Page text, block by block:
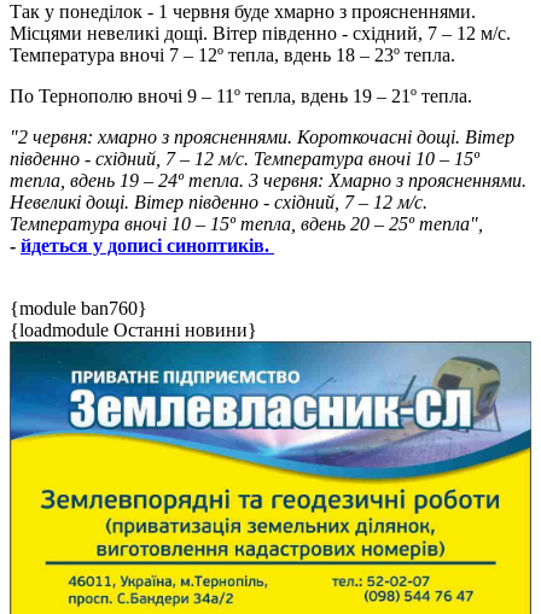
Так у понеділок - 1 червня буде хмарно з проясненнями.
Місцями невеликі дощі. Вітер південно - східний, 7 – 12 м/с.
Температура вночі 7 – 12º тепла, вдень 18 – 23º тепла.
По Тернополю вночі 9 – 11º тепла, вдень 19 – 21º тепла.
"2 червня: хмарно з проясненнями. Короткочасні дощі. Вітер
південно - східний, 7 – 12 м/с. Температура вночі 10 – 15º
тепла, вдень 19 – 24º тепла. 3 червня: Хмарно з проясненнями.
Невеликі дощі. Вітер південно - східний, 7 – 12 м/с.
Температура вночі 10 – 15º тепла, вдень 20 – 25º тепла",
- йдеться у дописі синоптиків.
{module ban760}
{loadmodule Останні новини}